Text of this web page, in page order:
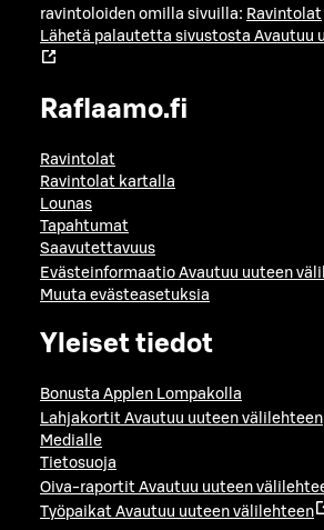
ravintoloiden omilla sivuilla: Ravintolat
Lähetä palautetta sivustosta Avautuu
Raflaamo.fi
Ravintolat
Ravintolat kartalla
Lounas
Tapahtumat
Saavutettavuus
Evästeinformaatio Avautuu uuteen
Muuta evästeasetuksia
Yleiset tiedot
Bonusta Applen Lompakolla
Lahjakortit Avautuu uuteen välilehteen
Medialle
Tietosuoja
Oiva-raportit Avautuu uuteen
Työpaikat Avautuu uuteen välilehteen